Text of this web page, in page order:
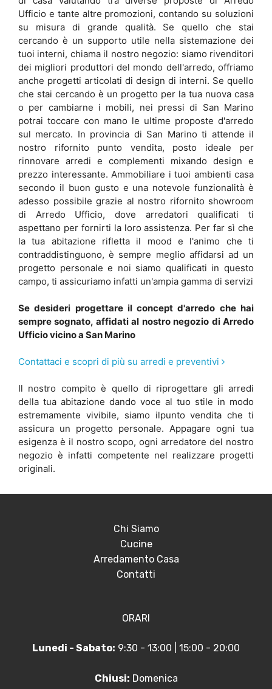
Ufficio e tante altre promozioni, contando su soluzioni
su misura di grande qualità. Se quello che stai
cercando è un supporto utile nella sistemazione dei
tuoi interni, chiama il nostro negozio: siamo rivenditori
dei migliori produttori del mondo dell'arredo, offriamo
anche progetti articolati di design di interni. Se quello
che stai cercando è un progetto per la tua nuova casa
o per cambiarne i mobili, nei pressi di San Marino
potrai toccare con mano le ultime proposte d'arredo
sul mercato. In provincia di San Marino ti attende il
nostro rifornito punto vendita, posto ideale per
rinnovare arredi e complementi mixando design e
prezzo interessante. Ammobiliare i tuoi ambienti casa
secondo il buon gusto e una notevole funzionalità è
adesso possibile grazie al nostro rifornito showroom
di Arredo Ufficio, dove arredatori qualificati ti
aspettano per fornirti la loro assistenza. Per far sì che
la tua abitazione rifletta il mood e l'animo che ti
contraddistinguono, è sempre meglio affidarsi ad un
progetto personale e noi siamo qualificati in questo
campo, ti assicuriamo infatti un'ampia gamma di servizi
Se desideri progettare il concept d'arredo che hai
sempre sognato, affidati al nostro negozio di Arredo
Ufficio vicino a San Marino
Contattaci e scopri di più su arredi e preventivi
Il nostro compito è quello di riprogettare gli arredi
della tua abitazione dando voce al tuo stile in modo
estremamente vivibile, siamo ilpunto vendita che ti
assicura un progetto personale. Appagare ogni tua
esigenza è il nostro scopo, ogni arredatore del nostro
negozio è infatti competente nel realizzare progetti
originali.
Chi Siamo
Cucine
Arredamento Casa
Contatti
ORARI
Lunedi - Sabato: 9:30 - 13:00 | 15:00 - 20:00
Chiusi: Domenica